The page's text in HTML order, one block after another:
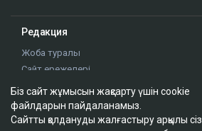
Редакция
Жоба туралы
Сайт ережелері
Сайттағы жарнама
Байланыс
Редакциялық саясат
Біз сайт жұмысын жақсарту үшін cookie
файлдарын пайдаланамыз.
Сайтты қолдануды жалғастыру арқылы сіз